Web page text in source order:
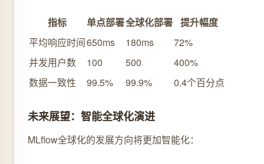
指标 单点部署全球化部署 提升幅度
平均响应时间650ms 180ms
72%
并发用户数
100 500
400%
数据一致性
99.5% 99.9% 0.4个百分点
未来展望：智能全球化演进
MLflow全球化的发展方向将更加智能化：